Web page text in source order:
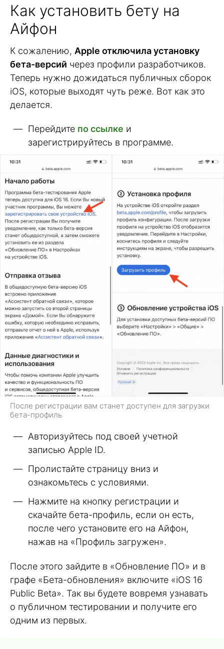
Как установить бету на
Айфон
К сожалению, Apple отключила установку
бета-версий через профили разработчиков.
Теперь нужно дожидаться публичных сборок
iOS, которые выходят чуть реже. Вот как это
делается.
Перейдите по ссылке и
зарегистрируйтесь в программе.
После регистрации вам станет доступен для загрузки
бета-профиль
Авторизуйтесь под своей учетной
записью Apple ID.
Пролистайте страницу вниз и
ознакомьтесь с условиями.
Нажмите на кнопку регистрации и
скачайте бета-профиль, если он есть,
после чего установите его на Айфон,
нажав на «Профиль загружен».
После этого зайдите в «Обновление ПО» и в
графе «Бета-обновления» включите «iOS 16
Public Beta». Так вы будете вовремя узнавать
о публичном тестировании и получите его
одним из первых.